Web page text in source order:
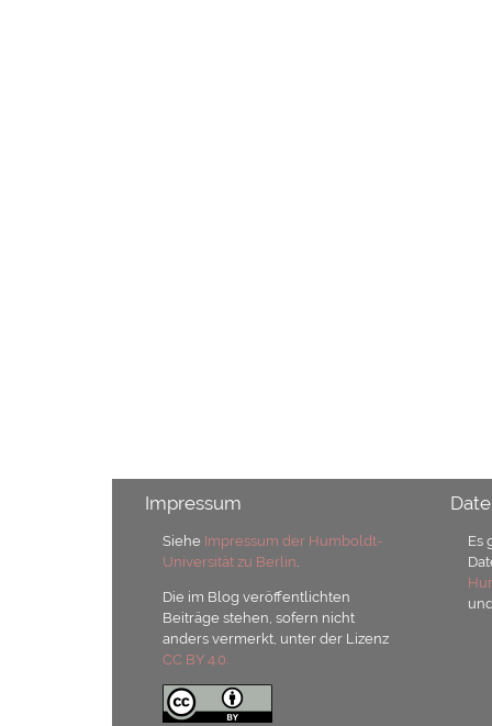
Impressum
Siehe Impressum der Humboldt-
Universität zu Berlin
Die im Blog veröffentlichten
Beiträge stehen, sofern nicht
anders vermerkt, unter der Lizenz
CC BY 4.0.
Es